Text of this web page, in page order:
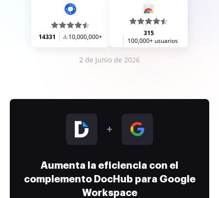
14331 10,000,000+
315
100,000+ usuarios
2 de junio de 2026
Aumenta la eficiencia con el
complemento DocHub para Google
Workspace